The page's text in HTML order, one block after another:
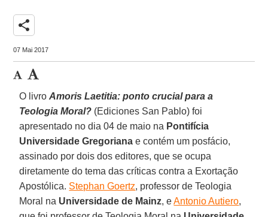
share
07 Mai 2017
O livroAmoris Laetitia: ponto crucial para a
Teologia Moral? (Ediciones San Pablo) foi
apresentado no dia 04 de maio na Pontifícia
Universidade Gregoriana e contém um posfácio,
assinado por dois dos editores, que se ocupa
diretamente do tema das críticas contra a Exortação
Apostólica. Stephan Goertz, professor de Teologia
Moral na Universidade de Mainz, eAntonio Autiero,